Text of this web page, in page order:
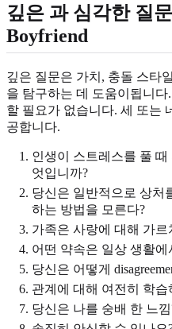
깊은 과 심각한 질
Boyfriend
깊은 질문은 가치, 충돌 스타
을 탐구하는 데 도움이됩니
할 필요가 없습니다. 세 또는
공합니다.
인생이 스트레스를 풀
엇입니까?
당신은 일반적으로 상처
하는 방법을 모른다?
가족은 사랑에 대해 가르
어떤 약속은 일상 생활
당신은 어떻게
관계에 대해 여전히 학
당신은 나를 숭배 한 느낌